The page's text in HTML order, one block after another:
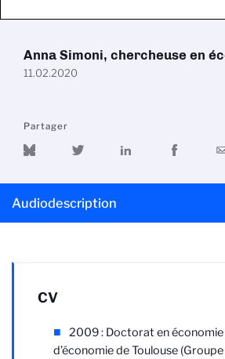
Anna Simoni, chercheuse en
11.02.2020
Partager
Audiodescription
CV
2009 : Doctorat en économie
d’économie de Toulouse